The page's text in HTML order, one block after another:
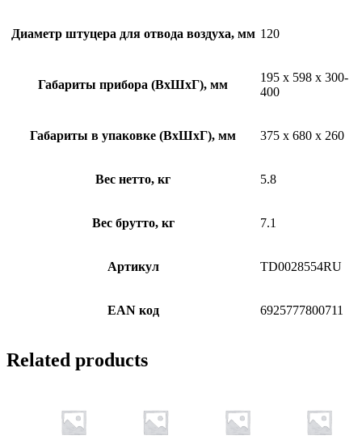
Диаметр штуцера для отвода воздуха, мм 120
Габариты прибора (ВхШхГ), мм
195 х 598 х 300-
400
Габариты в упаковке (ВхШхГ), мм 375 х 680 х 260
Вес нетто, кг 5.8
Вес брутто, кг 7.1
Артикул TD0028554RU
EAN код 6925777800711
Related products